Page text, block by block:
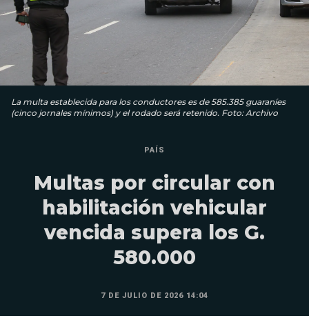
La multa establecida para los conductores es de 585.385 guaraníes
(cinco jornales mínimos) y el rodado será retenido. Foto: Archivo
PAÍS
Multas por circular con
habilitación vehicular
vencida supera los G.
580.000
7 DE JULIO DE 2026 14:04